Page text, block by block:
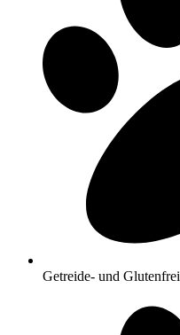
Getreide- und Glutenfrei